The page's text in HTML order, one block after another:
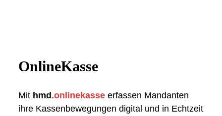
OnlineKasse
Mit hmd.onlinekasseerfassen Mandanten
ihre Kassenbewegungen digital und in Echtzeit